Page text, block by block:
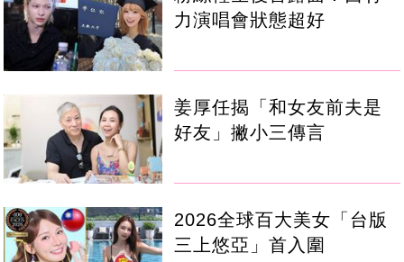
力演唱會狀態超好
姜厚任揭「和女友前夫是
好友」撇小三傳言
2026全球百大美女「台版
三上悠亞」首入圍